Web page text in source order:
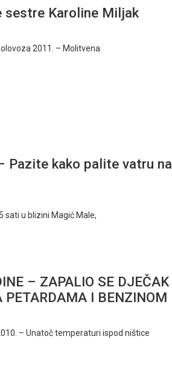
sestre Karoline Miljak
2011. – Molitvena
Pazite kako palite vatru na
sati u blizini Magić Male,
– ZAPALIO SE DJEČAK
PETARDAMA I BENZINOM
– Unatoč temperaturi ispod ništice